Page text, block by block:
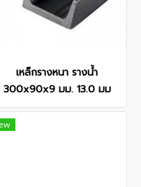
เหล็กรางหนา รางน้ำ
300x90x9 มม. 13.0 มม